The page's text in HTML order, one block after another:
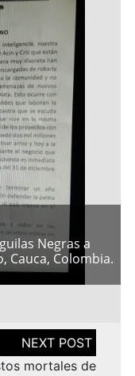
Negras a
Cauca, Colombia.
mortales de